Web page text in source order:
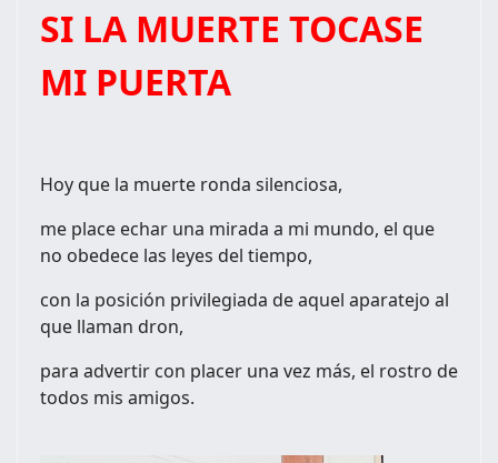
SI LA MUERTE TOCASE
MI PUERTA
Hoy que la muerte ronda silenciosa,
me place echar una mirada a mi mundo, el que
no obedece las leyes del tiempo,
con la posición privilegiada de aquel aparatejo al
que llaman dron,
para advertir con placer una vez más, el rostro de
todos mis amigos.